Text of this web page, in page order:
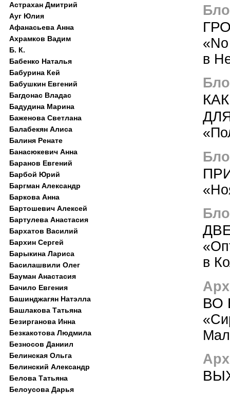
в
в
ВО
Астрахан Дмитрий
Ауг Юлия
Афанасьева Анна
Ахрамков Вадим
Б. К.
Бабенко Наталья
Бабурина Кей
Бабушкин Евгений
Багдонас Владас
Бадудина Марина
Баженова Светлана
Балабекян Алиса
Балиня Ренате
Банасюкевич Анна
Баранов Евгений
Барбой Юрий
Баргман Александр
Баркова Анна
Бартошевич Алексей
Бартулева Анастасия
Бархатов Василий
Бархин Сергей
Барыкина Лариса
Басилашвили Олег
Бауман Анастасия
Бачило Евгения
Башинджагян Натэлла
Башлакова Татьяна
Безирганова Инна
Безкакотова Людмила
Безносов Даниил
Белинская Ольга
Белинский Александр
Белова Татьяна
Белоусова Дарья